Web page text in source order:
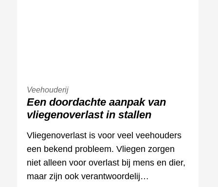
Veehouderij
Een doordachte aanpak van
vliegenoverlast in stallen
Vliegenoverlast is voor veel veehouders
een bekend probleem. Vliegen zorgen
niet alleen voor overlast bij mens en dier,
maar zijn ook verantwoordelij…